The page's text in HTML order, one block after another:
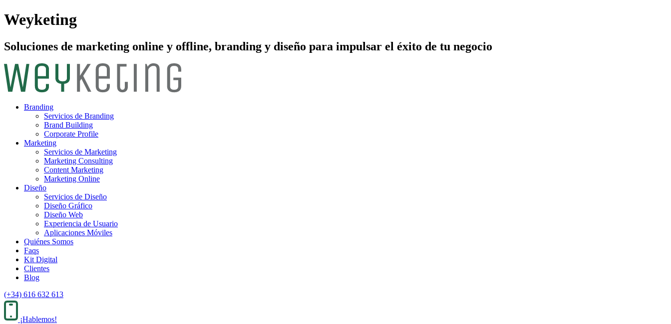
Weyketing
Soluciones de marketing online y offline, branding y diseño para impulsar el éxito de tu negocio
Branding
Servicios de Branding
Brand Building
Corporate Profile
Marketing
Servicios de Marketing
Marketing Consulting
Content Marketing
Marketing Online
Diseño
Servicios de Diseño
Diseño Gráfico
Diseño Web
Experiencia de Usuario
Aplicaciones Móviles
Quiénes Somos
Faqs
Kit Digital
Clientes
Blog
(+34) 616 632 613
¡Hablemos!